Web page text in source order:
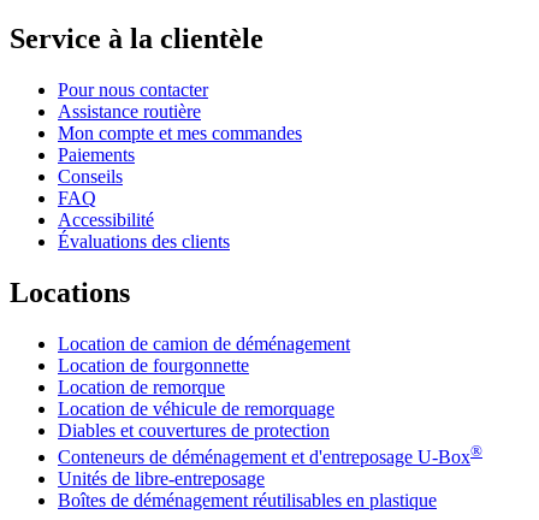
Service à la clientèle
Pour nous contacter
Assistance routière
Mon compte et mes commandes
Paiements
Conseils
FAQ
Accessibilité
Évaluations des clients
Locations
Location de camion de déménagement
Location de fourgonnette
Location de remorque
Location de véhicule de remorquage
Diables et couvertures de protection
Conteneurs de déménagement et d'entreposage U-Box®
Unités de libre-entreposage
Boîtes de déménagement réutilisables en plastique